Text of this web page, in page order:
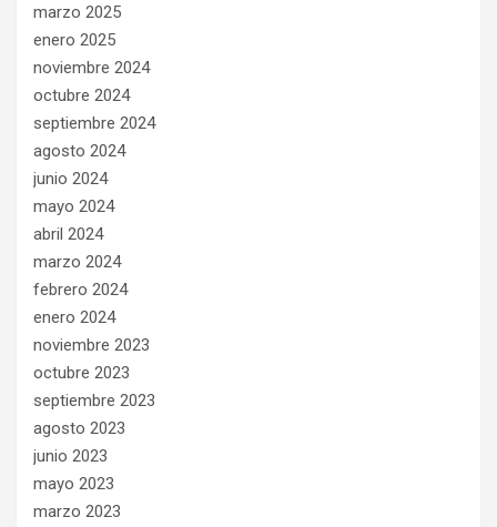
marzo 2025
enero 2025
noviembre 2024
octubre 2024
septiembre 2024
agosto 2024
junio 2024
mayo 2024
abril 2024
marzo 2024
febrero 2024
enero 2024
noviembre 2023
octubre 2023
septiembre 2023
agosto 2023
junio 2023
mayo 2023
marzo 2023